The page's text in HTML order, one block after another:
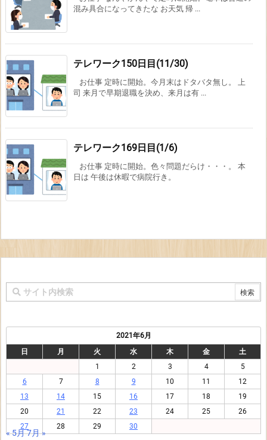
混み具合になってきたな お天気 帰 ...
テレワーク150日目(11/30)
お仕事 定時に開始。今月末はドタバタ無し。 上
司 来月で早期退職を決め、来月は有 ...
テレワーク169日目(1/6)
お仕事 定時に開始。色々問題だらけ・・・。 本
日は 午後は休暇で病院行き。
2021年6月
日
月 火 水 木 金
土
1
2 3 4
5
6
7 8 9 10 11
12
13
14 15 16 17 18
19
20
21 22 23 24 25
26
27
28 29 30
« 5月7月 »